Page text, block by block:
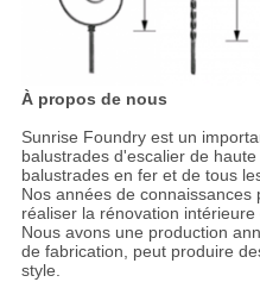
À propos de nous
Sunrise Foundry est un
balustrades d'escalier de
balustrades en fer et de tous
Nos années de
réaliser la rénovation intérieure
Nous avons une production
de fabrication, peut produire
style.